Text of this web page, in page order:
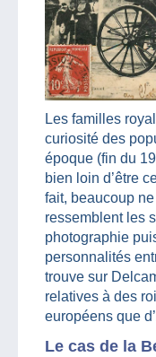
Les familles
curiosité des
époque (fin du
bien loin d’être
fait, beaucoup
ressemblent les
photographie
personnalités
trouve sur
relatives à des
européens que
Le cas de la